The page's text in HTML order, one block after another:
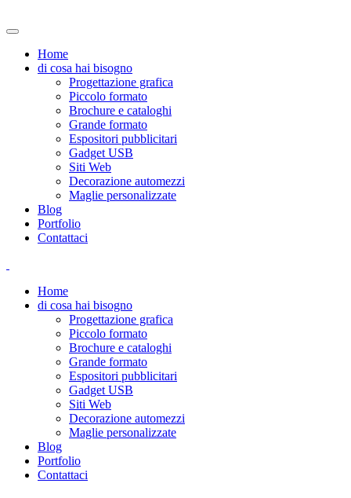
Home
di cosa hai bisogno
Progettazione grafica
Piccolo formato
Brochure e cataloghi
Grande formato
Espositori pubblicitari
Gadget USB
Siti Web
Decorazione automezzi
Maglie personalizzate
Blog
Portfolio
Contattaci
Home
di cosa hai bisogno
Progettazione grafica
Piccolo formato
Brochure e cataloghi
Grande formato
Espositori pubblicitari
Gadget USB
Siti Web
Decorazione automezzi
Maglie personalizzate
Blog
Portfolio
Contattaci